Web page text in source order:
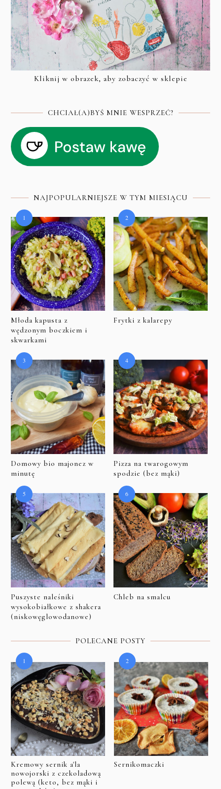
Kliknij w obrazek, aby zobaczyć w sklepie
CHCIAŁ(A)BYŚ MNIE WESPRZEĆ?
NAJPOPULARNIEJSZE W TYM MIESIĄCU
Młoda kapusta z
wędzonym boczkiem i
skwarkami
Frytki z kalarepy
Domowy bio majonez w
minutę
Pizza na twarogowym
spodzie (bez mąki)
Puszyste naleśniki
wysokobiałkowe z shakera
(niskowęglowodanowe)
Chleb na smalcu
POLECANE POSTY
Kremowy sernik a'la
nowojorski z czekoladową
polewą (keto, bez mąki i
Sernikomaczki